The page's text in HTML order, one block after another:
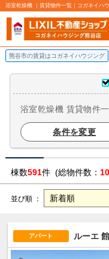
浴室乾燥機 ｜賃貸物件一覧｜コガネイハ
熊谷市の賃貸はコガネイハウジング
浴室乾燥機 賃貸物件
条件を変更
棟数591件 (総物件数：
並び順 ：
アパート ルーエ